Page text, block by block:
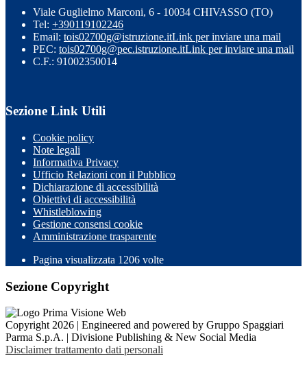
Viale Guglielmo Marconi, 6 - 10034 CHIVASSO (TO)
Tel: +390119102246
Email: tois02700g@istruzione.itLink per inviare una mail
PEC: tois02700g@pec.istruzione.itLink per inviare una mail
C.F.: 91002350014
Sezione Link Utili
Cookie policy
Note legali
Informativa Privacy
Ufficio Relazioni con il Pubblico
Dichiarazione di accessibilità
Obiettivi di accessibilità
Whistleblowing
Gestione consensi cookie
Amministrazione trasparente
Pagina visualizzata 1206 volte
Sezione Copyright
Copyright 2026 | Engineered and powered by Gruppo Spaggiari
Parma S.p.A. | Divisione Publishing & New Social Media
Disclaimer trattamento dati personali